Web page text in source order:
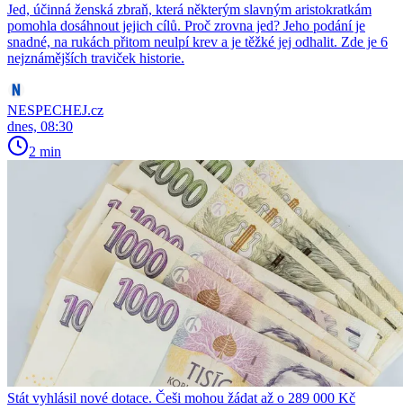
Jed, účinná ženská zbraň, která některým slavným aristokratkám
pomohla dosáhnout jejich cílů. Proč zrovna jed? Jeho podání je
snadné, na rukách přitom neulpí krev a je těžké jej odhalit. Zde je 6
nejznámějších traviček historie.
NESPECHEJ.cz
dnes, 08:30
2 min
Stát vyhlásil nové dotace. Češi mohou žádat až o 289 000 Kč